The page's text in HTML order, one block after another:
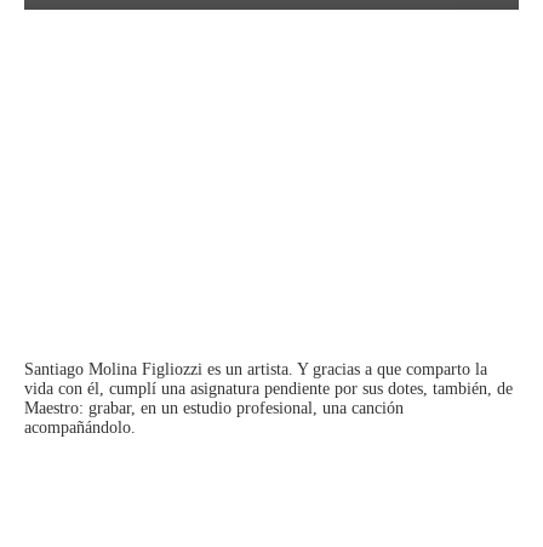
Santiago Molina Figliozzi es un artista. Y gracias a que comparto la
vida con él, cumplí una asignatura pendiente por sus dotes, también, de
Maestro: grabar, en un estudio profesional, una canción
acompañándolo.